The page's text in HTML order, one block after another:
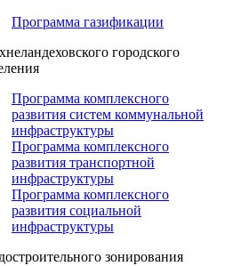
Программа газификации
городского
Программа комплексного
развития систем коммунальной
инфраструктуры
Программа комплексного
развития транспортной
инфраструктуры
Программа комплексного
развития социальной
инфраструктуры
зонирования